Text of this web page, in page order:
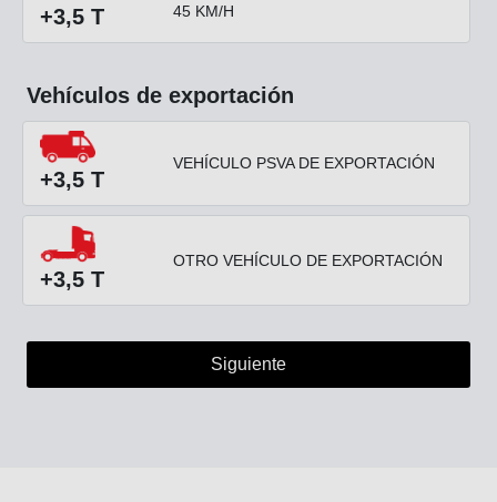
+3,5 T
45 KM/H
Vehículos de exportación
+3,5 T
VEHÍCULO PSVA DE EXPORTACIÓN
+3,5 T
OTRO VEHÍCULO DE EXPORTACIÓN
Siguiente